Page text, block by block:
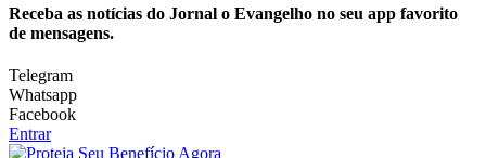
Receba as notícias do Jornal o Evangelho no seu app favorito
de mensagens.
Telegram
Whatsapp
Facebook
Entrar